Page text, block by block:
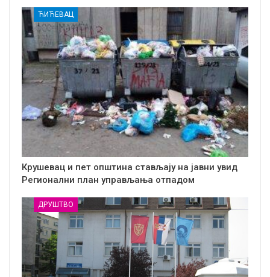
ЋИЋЕВАЦ
Крушевац и пет општина стављају на јавни увид
Регионални план управљања отпадом
ДРУШТВО